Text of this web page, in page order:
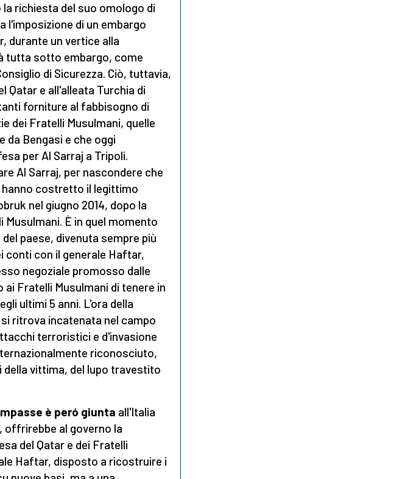
richiesta del suo omologo di
l'imposizione di un embargo
durante un vertice alla
tutta sotto embargo, come
di Sicurezza. Ciò, tuttavia,
Qatar e all'alleata Turchia di
forniture al fabbisogno di
dei Fratelli Musulmani, quelle
Bengasi e che oggi
per Al Sarraj a Tripoli.
Al Sarraj, per nascondere che
costretto il legittimo
nel giugno 2014, dopo la
È in quel momento
paese, divenuta sempre più
conti con il generale Haftar,
negoziale promosso dalle
Fratelli Musulmani di tenere in
ultimi 5 anni. L'ora della
ritrova incatenata nel campo
terroristici e d'invasione
riconosciuto,
della vittima, del lupo travestito
è peró giunta all'Italia
offrirebbe al governo la
del Qatar e dei Fratelli
Haftar, disposto a ricostruire i